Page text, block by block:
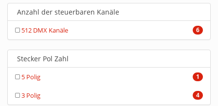
Anzahl der steuerbaren Kanäle
6
512 DMX Kanäle
Stecker Pol Zahl
1
5 Polig
4
3 Polig